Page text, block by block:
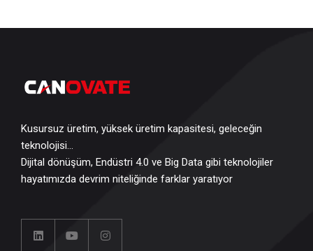
Kusursuz üretim, yüksek üretim kapasitesi, geleceğin
teknolojisi…
Dijital dönüşüm, Endüstri 4.0 ve Big Data gibi teknolojiler
hayatımızda devrim niteliğinde farklar yaratıyor